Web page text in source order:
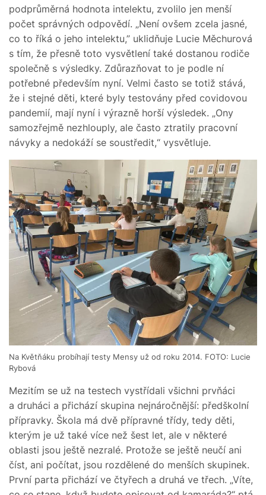
podprůměrná hodnota intelektu, zvolilo jen menší
počet správných odpovědí. „Není ovšem zcela jasné,
co to říká o jeho intelektu,” uklidňuje Lucie Měchurová
s tím, že přesně toto vysvětlení také dostanou rodiče
společně s výsledky. Zdůrazňovat to je podle ní
potřebné především nyní. Velmi často se totiž stává,
že i stejné děti, které byly testovány před covidovou
pandemií, mají nyní i výrazně horší výsledek. „Ony
samozřejmě nezhlouply, ale často ztratily pracovní
návyky a nedokáží se soustředit,“ vysvětluje.
Na Květňáku probíhají testy Mensy už od roku 2014. FOTO: Lucie
Rybová
Mezitím se už na testech vystřídali všichni prvňáci
a druháci a přichází skupina nejnáročnější: předškolní
přípravky. Škola má dvě přípravné třídy, tedy děti,
kterým je už také více než šest let, ale v některé
oblasti jsou ještě nezralé. Protože se ještě neučí ani
číst, ani počítat, jsou rozdělené do menších skupinek.
První parta přichází ve čtyřech a druhá ve třech. „Víte,